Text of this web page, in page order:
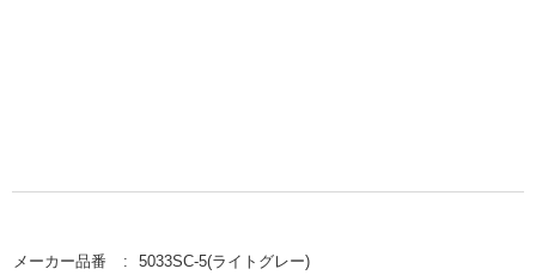
メーカー品番
5033SC-5(ライトグレー)